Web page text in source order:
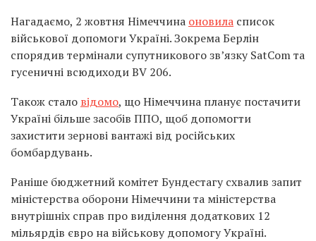
Нагадаємо, 2 жовтня Німеччина оновила список
військової допомоги Україні. Зокрема Берлін
спорядив термінали супутникового зв’язку SatCom та
гусеничні всюдиходи BV 206.
Також стало відомо, що Німеччина планує постачити
Україні більше засобів ППО, щоб допомогти
захистити зернові вантажі від російських
бомбардувань.
Раніше бюджетний комітет Бундестагу схвалив запит
міністерства оборони Німеччини та міністерства
внутрішніх справ про виділення додаткових 12
мільярдів євро на військову допомогу Україні.